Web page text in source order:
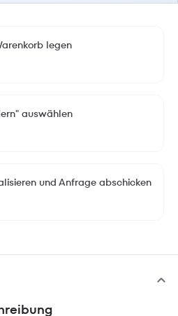
legen
auswählen
und Anfrage abschicken